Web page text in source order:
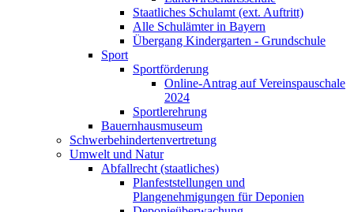
Staatliches Schulamt (ext. Auftritt)
Alle Schulämter in Bayern
Übergang Kindergarten - Grundschule
Sport
Sportförderung
Online-Antrag auf Vereinspauschale
2024
Sportlerehrung
Bauernhausmuseum
Schwerbehindertenvertretung
Umwelt und Natur
Abfallrecht (staatliches)
Planfeststellungen und
Plangenehmigungen für Deponien